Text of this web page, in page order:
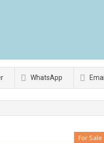
WhatsApp Email
For Sale